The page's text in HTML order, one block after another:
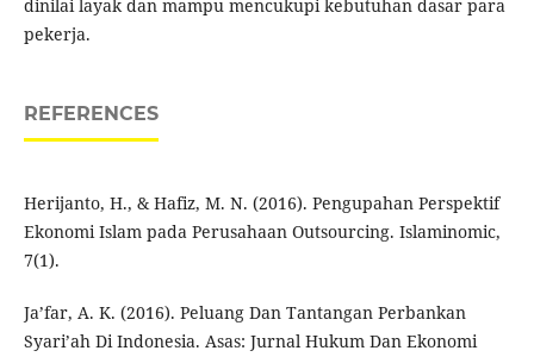
dinilai layak dan mampu mencukupi kebutuhan dasar para
pekerja.
REFERENCES
Herijanto, H., & Hafiz, M. N. (2016). Pengupahan Perspektif
Ekonomi Islam pada Perusahaan Outsourcing. Islaminomic,
7(1).
Ja’far, A. K. (2016). Peluang Dan Tantangan Perbankan
Syari’ah Di Indonesia. Asas: Jurnal Hukum Dan Ekonomi